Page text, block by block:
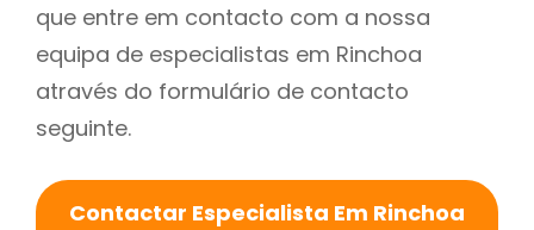
que entre em contacto com a nossa
equipa de especialistas em Rinchoa
através do formulário de contacto
seguinte.
Contactar Especialista Em Rinchoa